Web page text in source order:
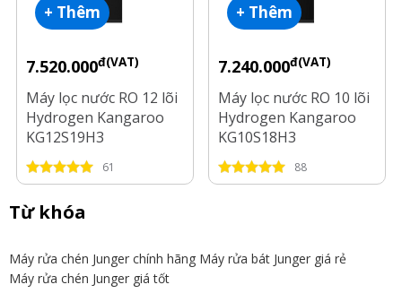
+ Thêm
7.520.000đ(VAT)
Máy lọc nước RO 12 lõi
Hydrogen Kangaroo
KG12S19H3
61
+ Thêm
7.240.000đ(VAT)
Máy lọc nước RO 10 lõi
Hydrogen Kangaroo
KG10S18H3
88
Từ khóa
Máy rửa chén Junger chính hãng Máy rửa bát Junger giá rẻ
Máy rửa chén Junger giá tốt